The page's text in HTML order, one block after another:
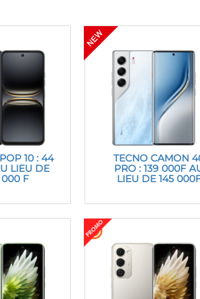
10 : 44
LIEU DE
F
TECNO CAMON
PRO : 139 000F
LIEU DE 145